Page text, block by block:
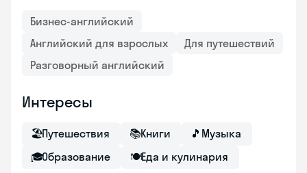
Бизнес-английский
Английский для взрослых
Для путешествий
Разговорный английский
Интересы
🏖Путешествия 📚Книги 🎵 Музыка
🎓Образование 🍽Еда и кулинария